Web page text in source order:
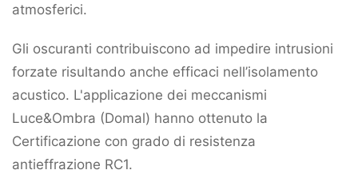
atmosferici.
Gli oscuranti contribuiscono ad impedire intrusioni
forzate risultando anche efficaci nell’isolamento
acustico. L'applicazione dei meccanismi
Luce&Ombra (Domal) hanno ottenuto la
Certificazione con grado di resistenza
antieffrazione RC1.